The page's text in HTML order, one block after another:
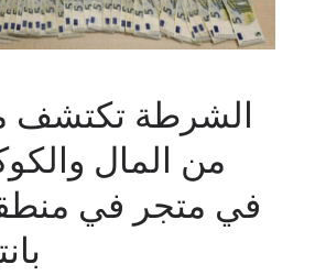
الشرطة تكتشف
من المال
في متجر في